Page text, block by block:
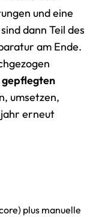
und eine
dann Teil des
am Ende.
gepflegten
umsetzen,
erneut
plus manuelle